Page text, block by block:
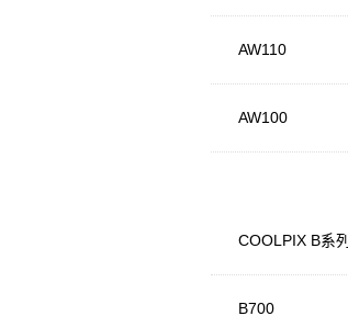
AW110
AW100
COOLPIX B系列
B700